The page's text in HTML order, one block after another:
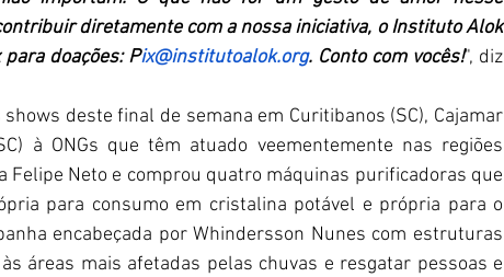
diretamente com a nossa iniciativa, o Instituto Alok
doações: Pix@institutoalok.org. Conto com vocês!", diz
deste final de semana em Curitibanos (SC), Cajamar
à ONGs que têm atuado veementemente nas regiões
Felipe Neto e comprou quatro máquinas purificadoras que
para consumo em cristalina potável e própria para o
encabeçada por Whindersson Nunes com estruturas
áreas mais afetadas pelas chuvas e resgatar pessoas e